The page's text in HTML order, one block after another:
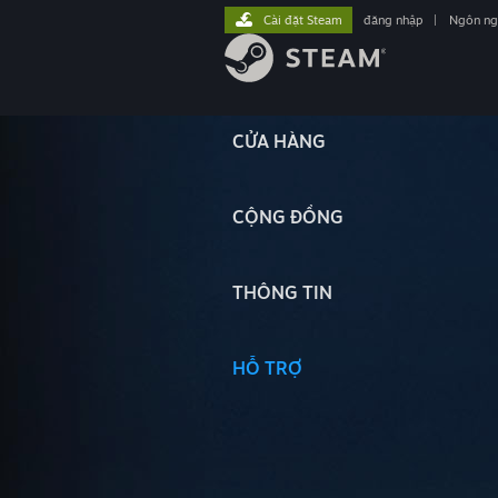
CỬA HÀNG
CỘNG ĐỒNG
THÔNG TIN
HỖ TRỢ
Cài đặt Steam đăng nhập Ngôn